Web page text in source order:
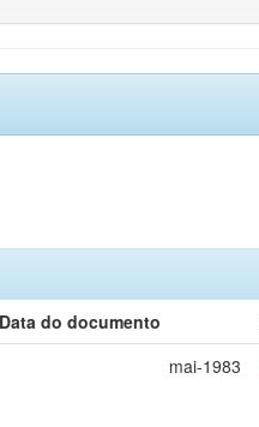
Data do documento
mai-1983